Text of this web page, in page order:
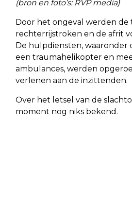
(bron en foto’s: RVP media)
Door het ongeval werden de
rechterrijstroken en de afrit
De hulpdiensten, waaronder
een traumahelikopter en
ambulances, werden
verlenen aan de inzittenden.
Over het letsel van de
moment nog niks bekend.